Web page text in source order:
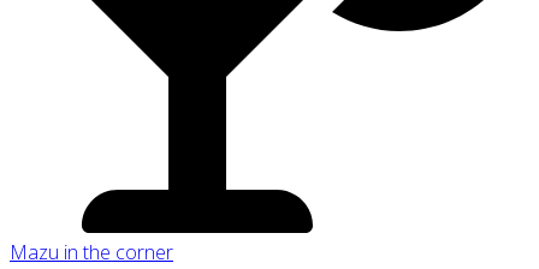
Mazu in the corner